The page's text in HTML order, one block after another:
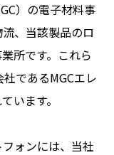
）の電子材料事
、当該製品のロ
所です。これら
であるMGCエレ
います。
ォンには、当社